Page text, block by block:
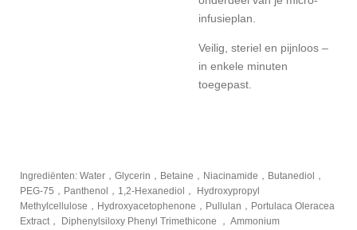
infusieplan.
Veilig, steriel en pijnloos –
in enkele minuten
toegepast.
Ingrediënten: Water，Glycerin，Betaine，Niacinamide，Butanediol，
PEG-75，Panthenol，1,2-Hexanediol， Hydroxypropyl
Methylcellulose，Hydroxyacetophenone，Pullulan，Portulaca Oleracea
Extract， Diphenylsiloxy Phenyl Trimethicone ， Ammonium